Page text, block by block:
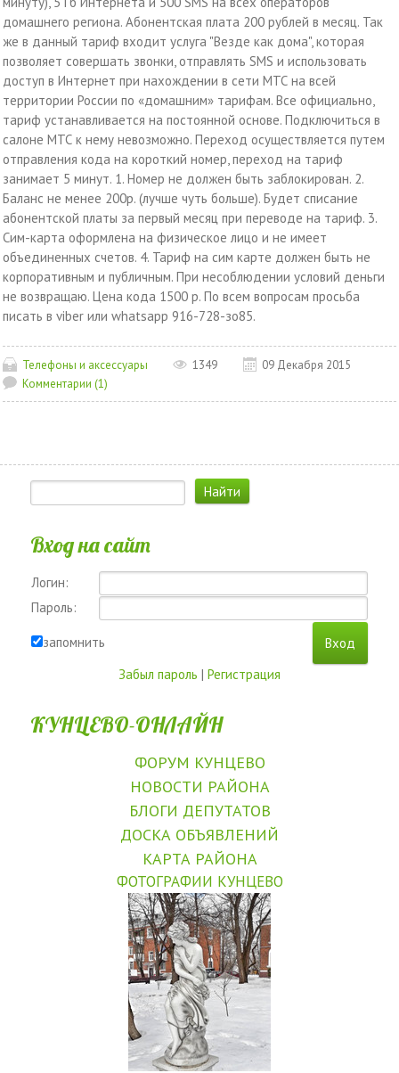
домашнего региона. Абонентская плата 200 рублей в месяц. Так
же в данный тариф входит услуга "Везде как дома", которая
позволяет совершать звонки, отправлять SMS и использовать
доступ в Интернет при нахождении в сети МТС на всей
территории России по «домашним» тарифам. Все официально,
тариф устанавливается на постоянной основе. Подключиться в
салоне МТС к нему невозможно. Переход осуществляется путем
отправления кода на короткий номер, переход на тариф
занимает 5 минут. 1. Номер не должен быть заблокирован. 2.
Баланс не менее 200р. (лучше чуть больше). Будет списание
абонентской платы за первый месяц при переводе на тариф. 3.
Сим-карта оформлена на физическое лицо и не имеет
объединенных счетов. 4. Тариф на сим карте должен быть не
корпоративным и публичным. При несоблюдении условий деньги
не возвращаю. Цена кода 1500 р. По всем вопросам просьба
писать в viber или whatsapp 916-728-зо85.
Телефоны и аксессуары 1349
09 Декабря 2015
Комментарии (1)
Вход на сайт
Логин:
Пароль:
запомнить
Забыл пароль | Регистрация
КУНЦЕВО-ОНЛАЙН
ФОРУМ КУНЦЕВО
НОВОСТИ РАЙОНА
БЛОГИ ДЕПУТАТОВ
ДОСКА ОБЪЯВЛЕНИЙ
КАРТА РАЙОНА
ФОТОГРАФИИ КУНЦЕВО